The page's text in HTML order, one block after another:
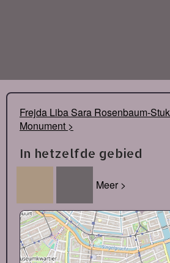
Frejda Liba Sara Rosenbaum-
Monument >
In hetzelfde gebied
Meer >